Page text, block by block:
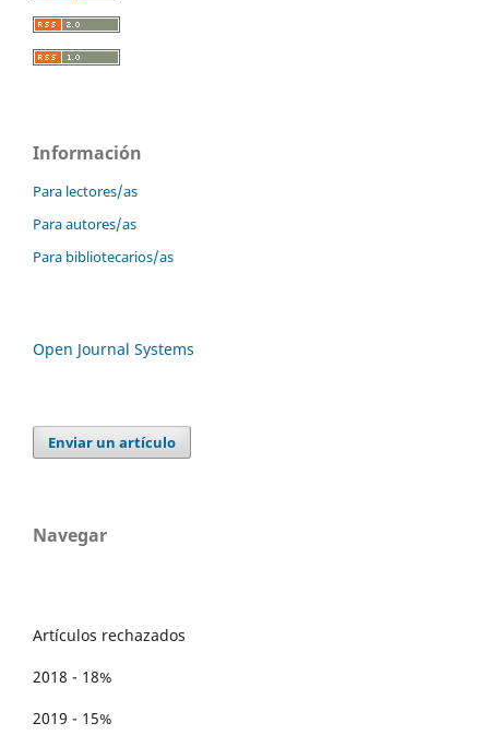
Información
Para lectores/as
Para autores/as
Para bibliotecarios/as
Open Journal Systems
Enviar un artículo
Navegar
Artículos rechazados
2018 - 18%
2019 - 15%